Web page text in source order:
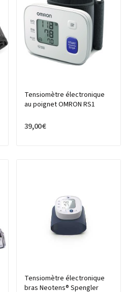
Tensiomètre électronique
au poignet OMRON RS1
39,00 €
Tensiomètre électronique
bras Neotens® Spengler